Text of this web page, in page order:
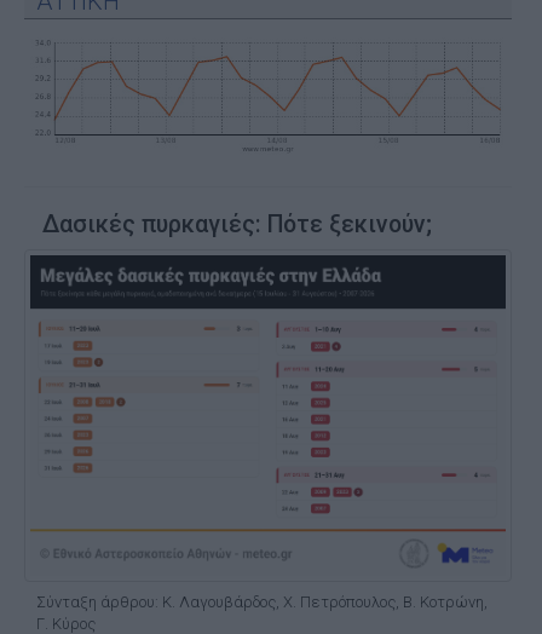
Δασικές πυρκαγιές: Πότε ξεκινούν;
Σύνταξη άρθρου: Κ. Λαγουβάρδος, Χ. Πετρόπουλος, Β. Κοτρώνη,
Γ. Κύρος